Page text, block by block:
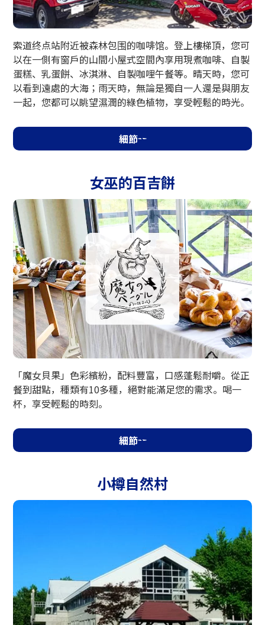
索道终点站附近被森林包围的咖啡馆。登上樓梯頂，您可
以在一側有窗戶的山間小屋式空間內享用現煮咖啡、自製
蛋糕、乳蛋餅、冰淇淋、自製咖哩午餐等。晴天時，您可
以看到遠處的大海；雨天時，無論是獨自一人還是與朋友
一起，您都可以眺望濕潤的綠色植物，享受輕鬆的時光。
細節
女巫的百吉餅
「魔女貝果」色彩繽紛，配料豐富，口感蓬鬆耐嚼。從正
餐到甜點，種類有10多種，絕對能滿足您的需求。喝一
杯，享受輕鬆的時刻。
細節
小樽自然村